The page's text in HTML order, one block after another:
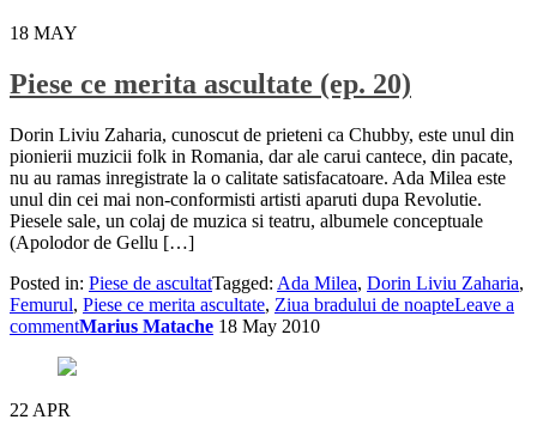
18 MAY
Piese ce merita ascultate (ep. 20)
Dorin Liviu Zaharia, cunoscut de prieteni ca Chubby, este unul din
pionierii muzicii folk in Romania, dar ale carui cantece, din pacate,
nu au ramas inregistrate la o calitate satisfacatoare. Ada Milea este
unul din cei mai non-conformisti artisti aparuti dupa Revolutie.
Piesele sale, un colaj de muzica si teatru, albumele conceptuale
(Apolodor de Gellu […]
Posted in: Piese de ascultatTagged: Ada Milea, Dorin Liviu Zaharia,
Femurul, Piese ce merita ascultate, Ziua bradului de noapteLeave a
commentMarius Matache 18 May 2010
22 APR